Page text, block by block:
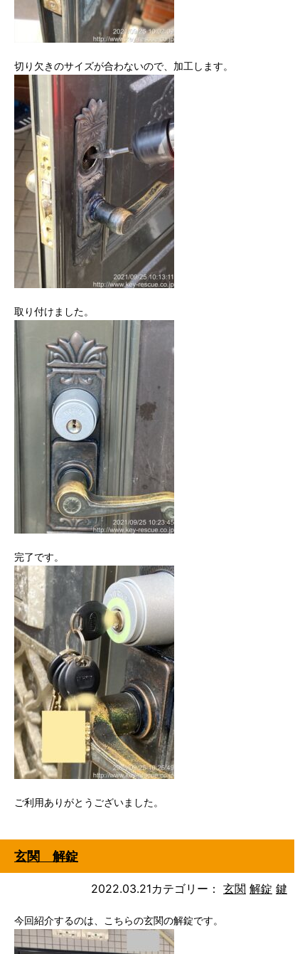
切り欠きのサイズが合わないので、加工します。
取り付けました。
完了です。
ご利用ありがとうございました。
玄関 解錠
2022.03.21カテゴリー： 玄関 解錠 鍵
今回紹介するのは、こちらの玄関の解錠です。